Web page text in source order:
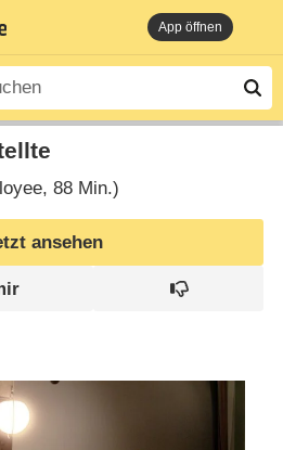
App öffnen
88 Min.)
ansehen